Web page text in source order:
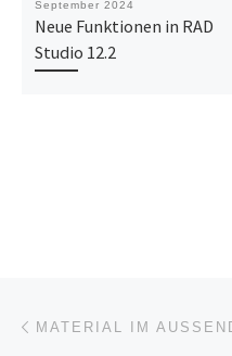
September 2024
Neue Funktionen in RAD
Studio 12.2